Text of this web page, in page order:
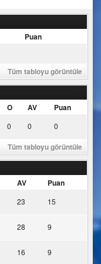
Puan
Tüm tabloyu görüntüle
O AV Puan
0 0 0
Tüm tabloyu görüntüle
AV Puan
23 15
28 9
16 9